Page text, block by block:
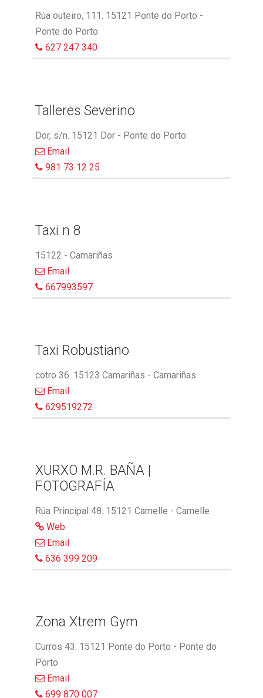
Rúa outeiro, 111. 15121 Ponte do Porto -
Ponte do Porto
627 247 340
Talleres Severino
Dor, s/n. 15121 Dor - Ponte do Porto
Email
981 73 12 25
Taxi n 8
15122 - Camariñas
Email
667993597
Taxi Robustiano
cotro 36. 15123 Camariñas - Camariñas
Email
629519272
XURXO M.R. BAÑA |
FOTOGRAFÍA
Rúa Principal 48. 15121 Camelle - Camelle
Web
Email
636 399 209
Zona Xtrem Gym
Curros 43. 15121 Ponte do Porto - Ponte do
Porto
Email
699 870 007